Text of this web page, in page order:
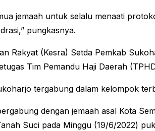
jemaah untuk selalu menaati
pungkasnya.
Rakyat (Kesra) Setda Pemkab
Tim Pemandu Haji Daerah
tergabung dalam kelompok
dengan jemaah asal Kota
Suci pada Minggu (19/6/2022)